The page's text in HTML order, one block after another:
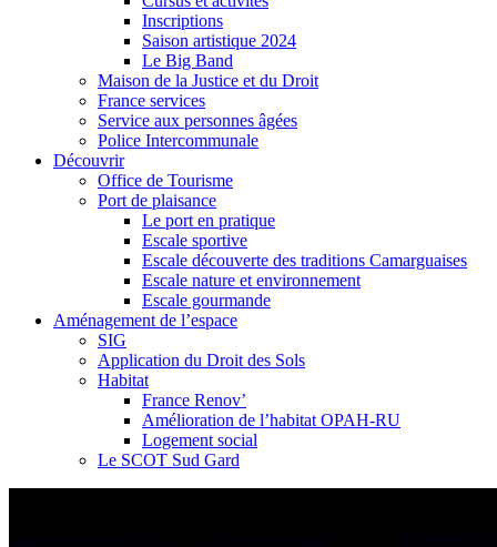
Inscriptions
Saison artistique 2024
Le Big Band
Maison de la Justice et du Droit
France services
Service aux personnes âgées
Police Intercommunale
Découvrir
Office de Tourisme
Port de plaisance
Le port en pratique
Escale sportive
Escale découverte des traditions Camarguaises
Escale nature et environnement
Escale gourmande
Aménagement de l’espace
SIG
Application du Droit des Sols
Habitat
France Renov’
Amélioration de l’habitat OPAH-RU
Logement social
Le SCOT Sud Gard